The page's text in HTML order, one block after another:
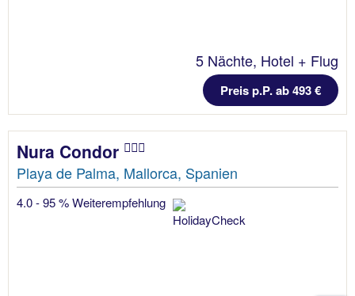
5 Nächte, Hotel + Flug
Preis p.P. ab 493 €
Nura Condor
Playa de Palma, Mallorca, Spanien
4.0 - 95 % Weiterempfehlung